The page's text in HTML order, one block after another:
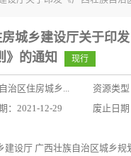
城乡建设厅关于印
》的通知
现行
自治区住房城乡...
资源类
：2021-12-29
废止日
设厅 广西壮族自治区城乡规